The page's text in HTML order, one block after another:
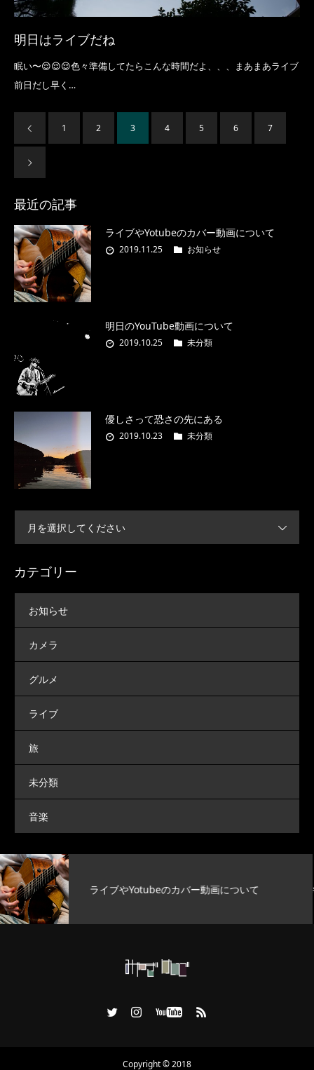
明日はライブだね
眠い〜😌😌😌色々準備してたらこんな時間だよ、、、まあまあライブ
前日だし早く…
1 2 3 4 5 6 7
最近の記事
ライブやYotubeのカバー動画について
2019.11.25 お知らせ
明日のYouTube動画について
2019.10.25 未分類
優しさって恐さの先にある
2019.10.23 未分類
月を選択してください
カテゴリー
お知らせ
カメラ
グルメ
ライブ
旅
未分類
音楽
明日のYouTube動画について
Copyright © 2018